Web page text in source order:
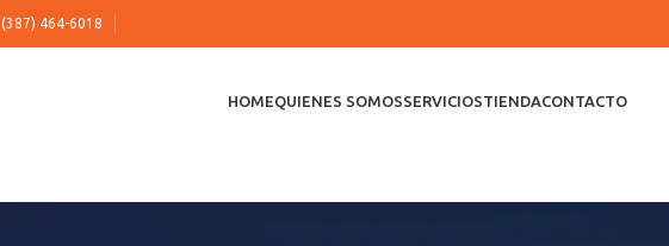
(387) 464-6018
HOMEQUIENES SOMOSSERVICIOSTIENDACONTACTO